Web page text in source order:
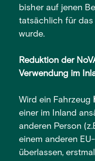
bisher auf jenen
tatsächlich für
wurde.
Reduktion der
Verwendung im
Wird ein Fahrzeug
einer im Inland
anderen Person
einem anderen
überlassen,